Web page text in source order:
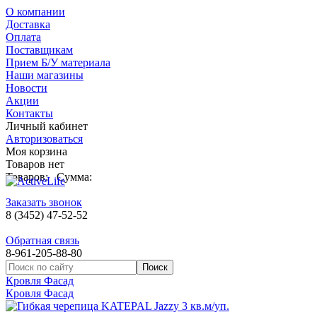
О компании
Доставка
Оплата
Поставщикам
Прием Б/У материала
Наши магазины
Новости
Акции
Контакты
Личный кабинет
Авторизоваться
Моя корзина
Товаров нет
Товаров: Сумма:
Заказать звонок
8 (3452) 47-52-52
Обратная связь
8-961-205-88-80
Кровля Фасад
Кровля Фасад